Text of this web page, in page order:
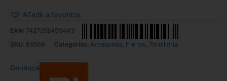
Añadir a favoritos
EAN: 7427255405443
SKU: 85568 Categorías: Accesorios, Frenos, Tornillería
Genérica